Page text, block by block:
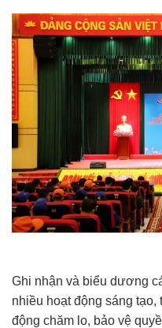
Ghi nhận và biểu dương
nhiều hoạt động sáng
động chăm lo, bảo vệ